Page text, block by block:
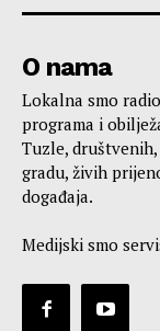
O nama
Lokalna smo
programa i
Tuzle,
gradu, živih
događaja.
Medijski smo